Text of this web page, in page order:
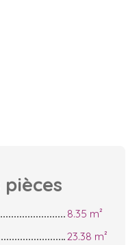
pièces
8.35 m²
23.38 m²